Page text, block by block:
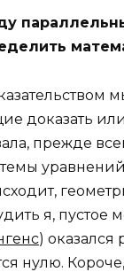
доказать
прежде
я, пустое
)
нулю.